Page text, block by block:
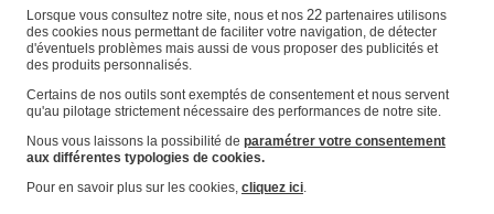
Magasin
Vos informations personnelles
Suivre une commande
Panier
Favoris
Lorsque vous consultez notre site, nous et nos 22partenaires utilisons
des cookies nous permettant de faciliter votre navigation, de détecter
d'éventuels problèmes mais aussi de vous proposer des publicités et
des produits personnalisés.
Certains de nos outils sont exemptés de consentement et nous servent
qu'au pilotage strictement nécessaire des performances de notre site.
Nous vous laissons la possibilité de paramétrer votre consentement
aux différentes typologies de cookies.
Pour en savoir plus sur les cookies, cliquez ici.